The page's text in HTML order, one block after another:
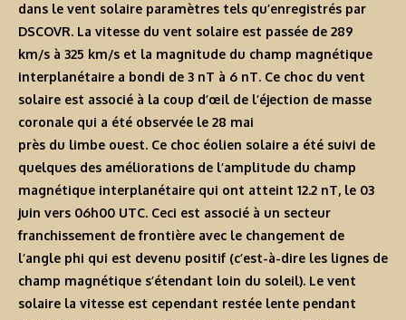
dans le vent solaire paramètres tels qu’enregistrés par
DSCOVR. La vitesse du vent solaire est passée de 289
km/s à 325 km/s et la magnitude du champ magnétique
interplanétaire a bondi de 3 nT à 6 nT. Ce choc du vent
solaire est associé à la coup d’œil de l’éjection de masse
coronale qui a été observée le 28 mai
près du limbe ouest. Ce choc éolien solaire a été suivi de
quelques des améliorations de l’amplitude du champ
magnétique interplanétaire qui ont atteint 12.2 nT, le 03
juin vers 06h00 UTC. Ceci est associé à un secteur
franchissement de frontière avec le changement de
l’angle phi qui est devenu positif (c’est-à-dire les lignes de
champ magnétique s’étendant loin du soleil). Le vent
solaire la vitesse est cependant restée lente pendant